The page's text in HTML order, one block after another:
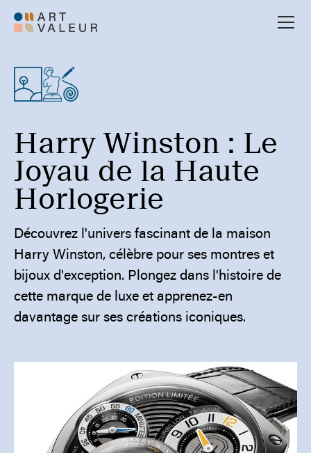
Harry Winston : Le
Joyau de la Haute
Horlogerie
Découvrez l'univers fascinant de la maison
Harry Winston, célèbre pour ses montres et
bijoux d'exception. Plongez dans l'histoire de
cette marque de luxe et apprenez-en
davantage sur ses créations iconiques.